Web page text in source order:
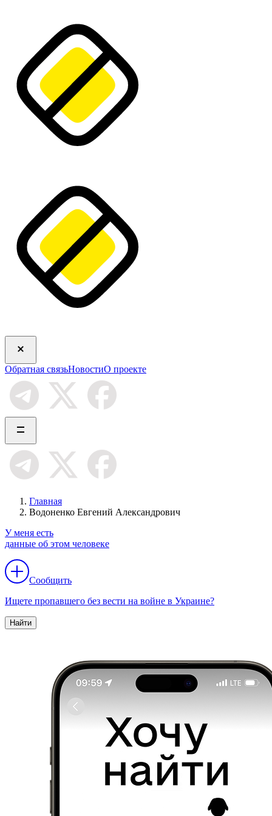
Обратная связьНовостиО проекте
Главная
Водоненко Евгений Александрович
У меня есть
данные об этом человеке
Сообщить
Ищете пропавшего без вести на войне в Украине?
Найти